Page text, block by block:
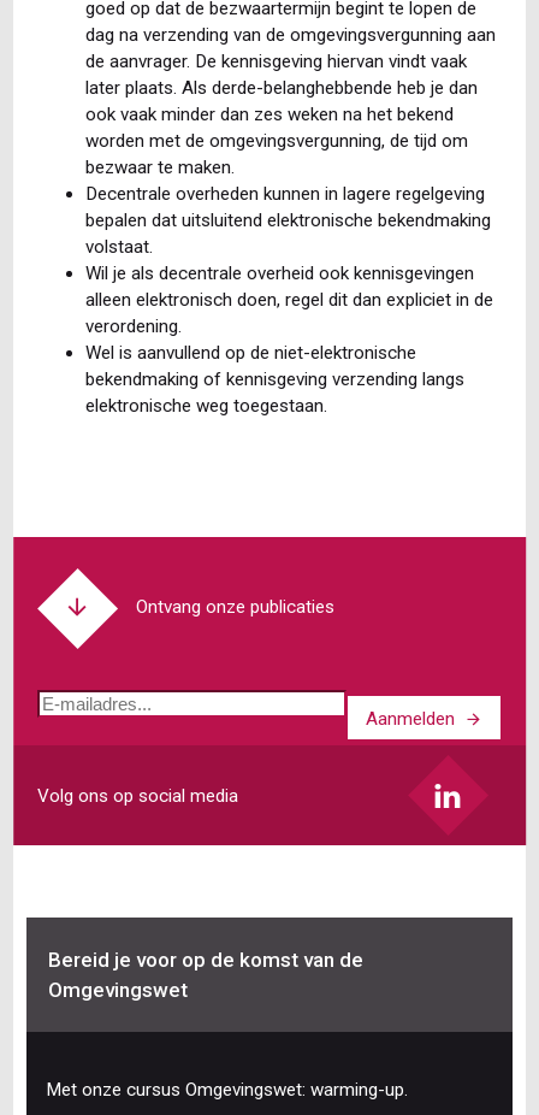
goed op dat de bezwaartermijn begint te lopen de
dag na verzending van de omgevingsvergunning aan
de aanvrager. De kennisgeving hiervan vindt vaak
later plaats. Als derde-belanghebbende heb je dan
ook vaak minder dan zes weken na het bekend
worden met de omgevingsvergunning, de tijd om
bezwaar te maken.
Decentrale overheden kunnen in lagere regelgeving
bepalen dat uitsluitend elektronische bekendmaking
volstaat.
Wil je als decentrale overheid ook kennisgevingen
alleen elektronisch doen, regel dit dan expliciet in de
verordening.
Wel is aanvullend op de niet-elektronische
bekendmaking of kennisgeving verzending langs
elektronische weg toegestaan.
Ontvang onze publicaties
E-
Aanmelden
Volg ons op social media
Bereid je voor op de komst van de
Omgevingswet
Met onze cursus Omgevingswet: warming-up.